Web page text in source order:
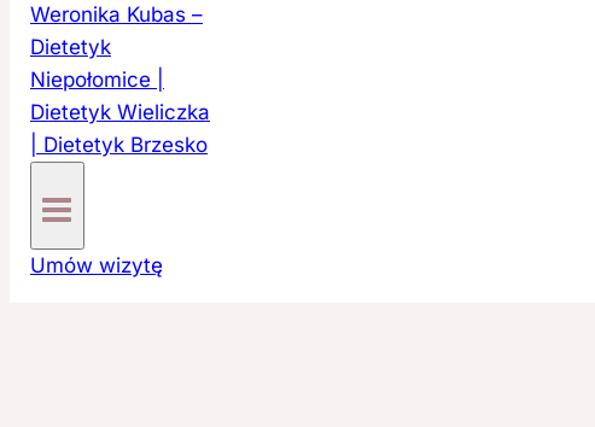
Umów wizytę